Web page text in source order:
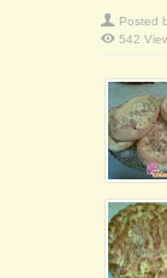
Posted
542